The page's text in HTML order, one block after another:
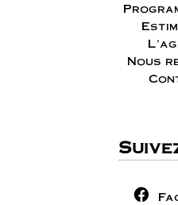
Nous